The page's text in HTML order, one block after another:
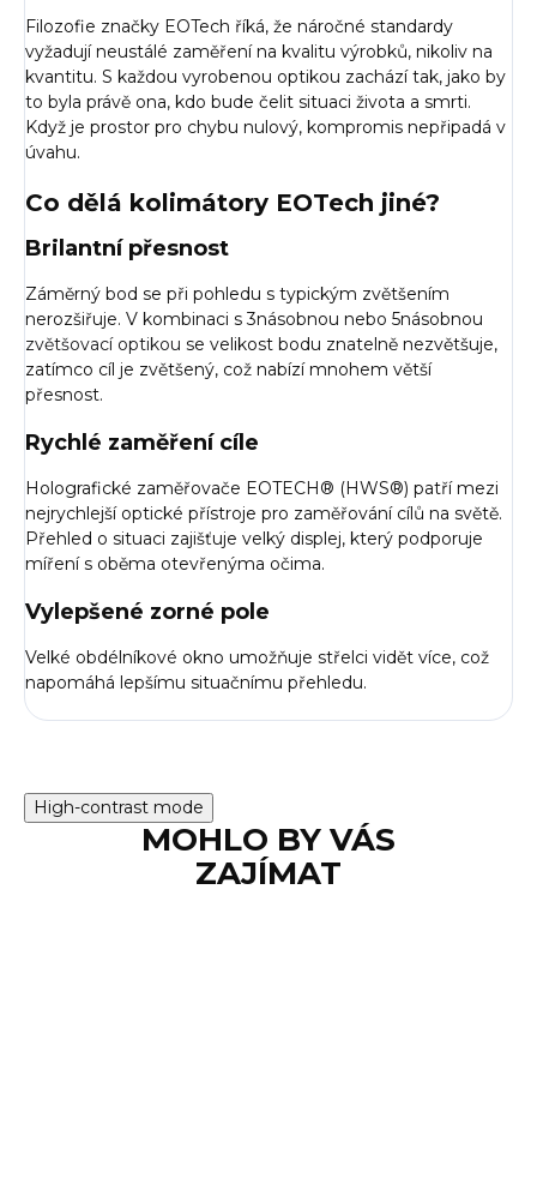
Filozofie značky EOTech říká, že náročné standardy
vyžadují neustálé zaměření na kvalitu výrobků, nikoliv na
kvantitu. S každou vyrobenou optikou zachází tak, jako by
to byla právě ona, kdo bude čelit situaci života a smrti.
Když je prostor pro chybu nulový, kompromis nepřipadá v
úvahu.
Co dělá kolimátory EOTech jiné?
Brilantní přesnost
Záměrný bod se při pohledu s typickým zvětšením
nerozšiřuje. V kombinaci s 3násobnou nebo 5násobnou
zvětšovací optikou se velikost bodu znatelně nezvětšuje,
zatímco cíl je zvětšený, což nabízí mnohem větší
přesnost.
Rychlé zaměření cíle
Holografické zaměřovače EOTECH® (HWS®) patří mezi
nejrychlejší optické přístroje pro zaměřování cílů na světě.
Přehled o situaci zajišťuje velký displej, který podporuje
míření s oběma otevřenýma očima.
Vylepšené zorné pole
Velké obdélníkové okno umožňuje střelci vidět více, což
napomáhá lepšímu situačnímu přehledu.
High-contrast mode
MOHLO BY VÁS
ZAJÍMAT